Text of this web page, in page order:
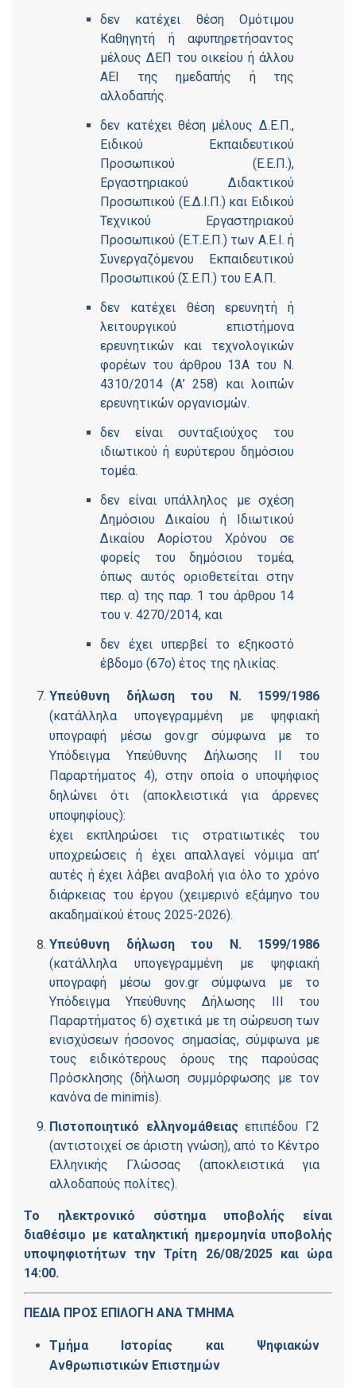
δεν κατέχει θέση Ομότιμου
Καθηγητή ή αφυπηρετήσαντος
μέλους ΔΕΠ του οικείου ή άλλου
ΑΕΙ της ημεδαπής ή της
αλλοδαπής.
δεν κατέχει θέση μέλους Δ.Ε.Π.,
Ειδικού Εκπαιδευτικού
Προσωπικού (Ε.Ε.Π.),
Εργαστηριακού Διδακτικού
Προσωπικού (Ε.Δ.Ι.Π.) και Ειδικού
Τεχνικού Εργαστηριακού
Προσωπικού (Ε.Τ.Ε.Π.) των Α.Ε.Ι. ή
Συνεργαζόμενου Εκπαιδευτικού
Προσωπικού (Σ.Ε.Π.) του Ε.Α.Π.
δεν κατέχει θέση ερευνητή ή
λειτουργικού επιστήμονα
ερευνητικών και τεχνολογικών
φορέων του άρθρου 13Α του Ν.
4310/2014 (Α’ 258) και λοιπών
ερευνητικών οργανισμών.
δεν είναι συνταξιούχος του
ιδιωτικού ή ευρύτερου δημόσιου
τομέα.
δεν είναι υπάλληλος με σχέση
Δημόσιου Δικαίου ή Ιδιωτικού
Δικαίου Αορίστου Χρόνου σε
φορείς του δημόσιου τομέα,
όπως αυτός οριοθετείται στην
περ. α) της παρ. 1 του άρθρου 14
του ν. 4270/2014, και
δεν έχει υπερβεί το εξηκοστό
έβδομο (67ο) έτος της ηλικίας.
Υπεύθυνη δήλωση του Ν. 1599/1986
(κατάλληλα υπογεγραμμένη με ψηφιακή
υπογραφή μέσω gov.gr σύμφωνα με το
Υπόδειγμα Υπεύθυνης Δήλωσης ΙΙ του
Παραρτήματος 4), στην οποία ο υποψήφιος
δηλώνει ότι (αποκλειστικά για άρρενες
υποψηφίους):
έχει εκπληρώσει τις στρατιωτικές του
υποχρεώσεις ή έχει απαλλαγεί νόμιμα απ’
αυτές ή έχει λάβει αναβολή για όλο το χρόνο
διάρκειας του έργου (χειμερινό εξάμηνο του
ακαδημαϊκού έτους 2025-2026).
Υπεύθυνη δήλωση
του Ν. 1599/1986
(κατάλληλα υπογεγραμμένη με ψηφιακή
υπογραφή μέσω gov.grσύμφωνα με το
Υπόδειγμα Υπεύθυνης Δήλωσης ΙΙΙ του
Παραρτήματος 6) σχετικά με τη σώρευση των
ενισχύσεων ήσσονος σημασίας, σύμφωνα με
τους ειδικότερους όρους της παρούσας
Πρόσκλησης (δήλωση συμμόρφωσης με τον
κανόνα de minimis).
Πιστοποιητικό ελληνομάθειαςεπιπέδου Γ2
(αντιστοιχεί σε άριστη γνώση), από το Κέντρο
Ελληνικής Γλώσσας (αποκλειστικά για
αλλοδαπούς πολίτες).
Το ηλεκτρονικό σύστημα υποβολής είναι
διαθέσιμο με καταληκτική ημερομηνία υποβολής
υποψηφιοτήτων την Τρίτη 26/08/2025 και ώρα
14:00.
ΠΕΔΙΑ ΠΡΟΣ ΕΠΙΛΟΓΗ ΑΝΑ ΤΜΗΜΑ
Tμήμα Ιστορίας και Ψηφιακών
Ανθρωπιστικών Επιστημών